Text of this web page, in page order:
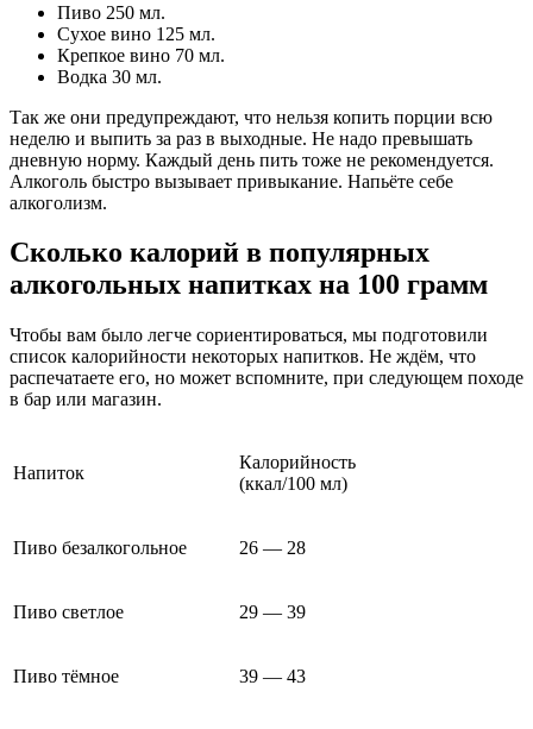
Пиво 250 мл.
Сухое вино 125 мл.
Крепкое вино 70 мл.
Водка 30 мл.
Так же они предупреждают, что нельзя копить порции всю
неделю и выпить за раз в выходные. Не надо превышать
дневную норму. Каждый день пить тоже не рекомендуется.
Алкоголь быстро вызывает привыкание. Напьёте себе
алкоголизм.
Сколько калорий в популярных
алкогольных напитках на 100 грамм
Чтобы вам было легче сориентироваться, мы подготовили
список калорийности некоторых напитков. Не ждём, что
распечатаете его, но может вспомните, при следующем походе
в бар или магазин.
Напиток
Калорийность
(ккал/100 мл)
Пиво безалкогольное 26 — 28
Пиво светлое 29 — 39
Пиво тёмное 39 — 43